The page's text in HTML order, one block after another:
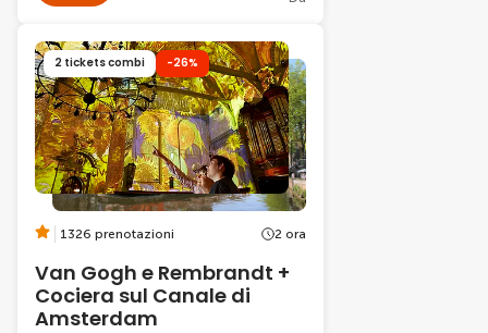
2 tickets combi -26%
1326 prenotazioni 2 ora
Van Gogh e Rembrandt +
Cociera sul Canale di
Amsterdam